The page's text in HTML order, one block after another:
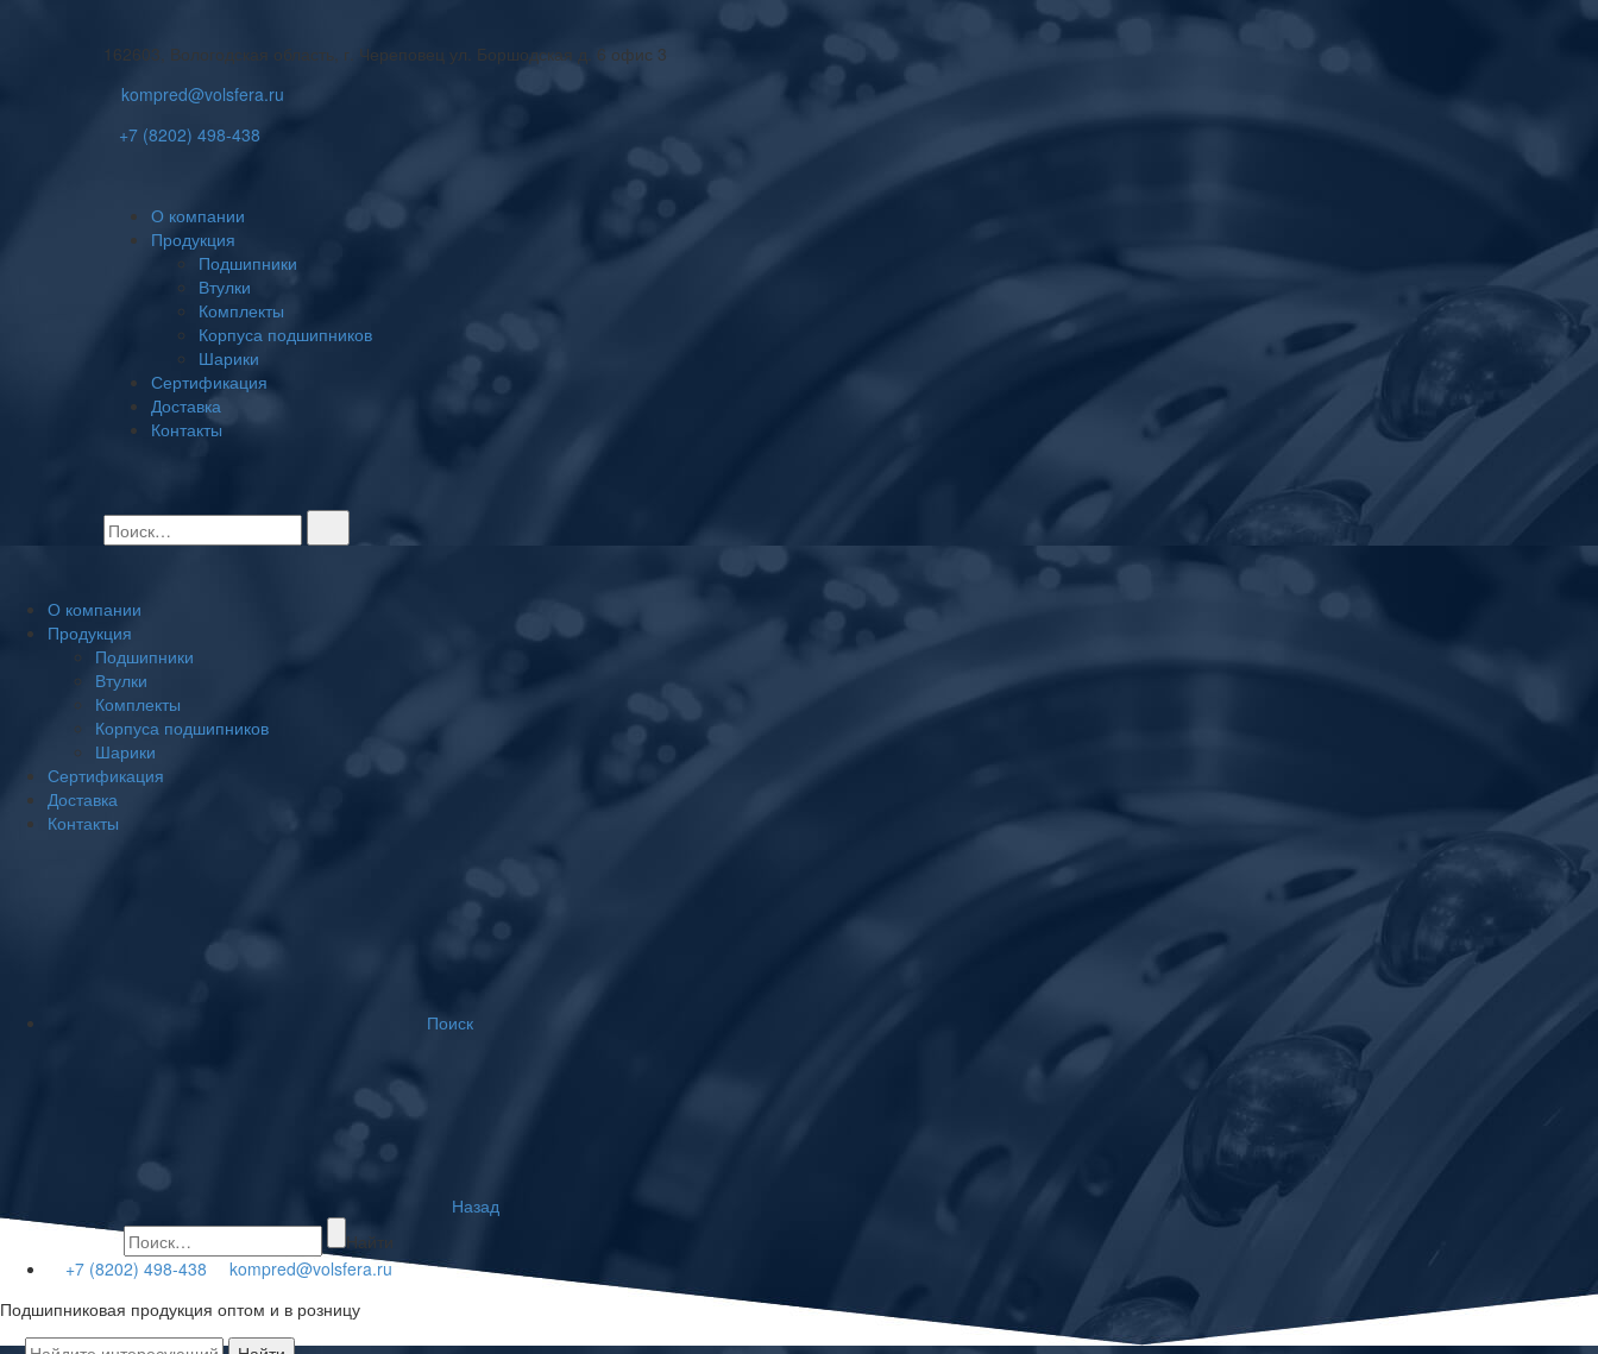
162603, Вологодская область, г. Череповец ул. Боршодская д. 6 офис 3
kompred@volsfera.ru
+7 (8202) 498-438
О компании
Продукция
Подшипники
Втулки
Комплекты
Корпуса подшипников
Шарики
Сертификация
Доставка
Контакты
О компании
Продукция
Подшипники
Втулки
Комплекты
Корпуса подшипников
Шарики
Сертификация
Доставка
Контакты
Поиск
Назад
Найти
+7 (8202) 498-438
kompred@volsfera.ru
Подшипниковая продукция оптом и в розницу